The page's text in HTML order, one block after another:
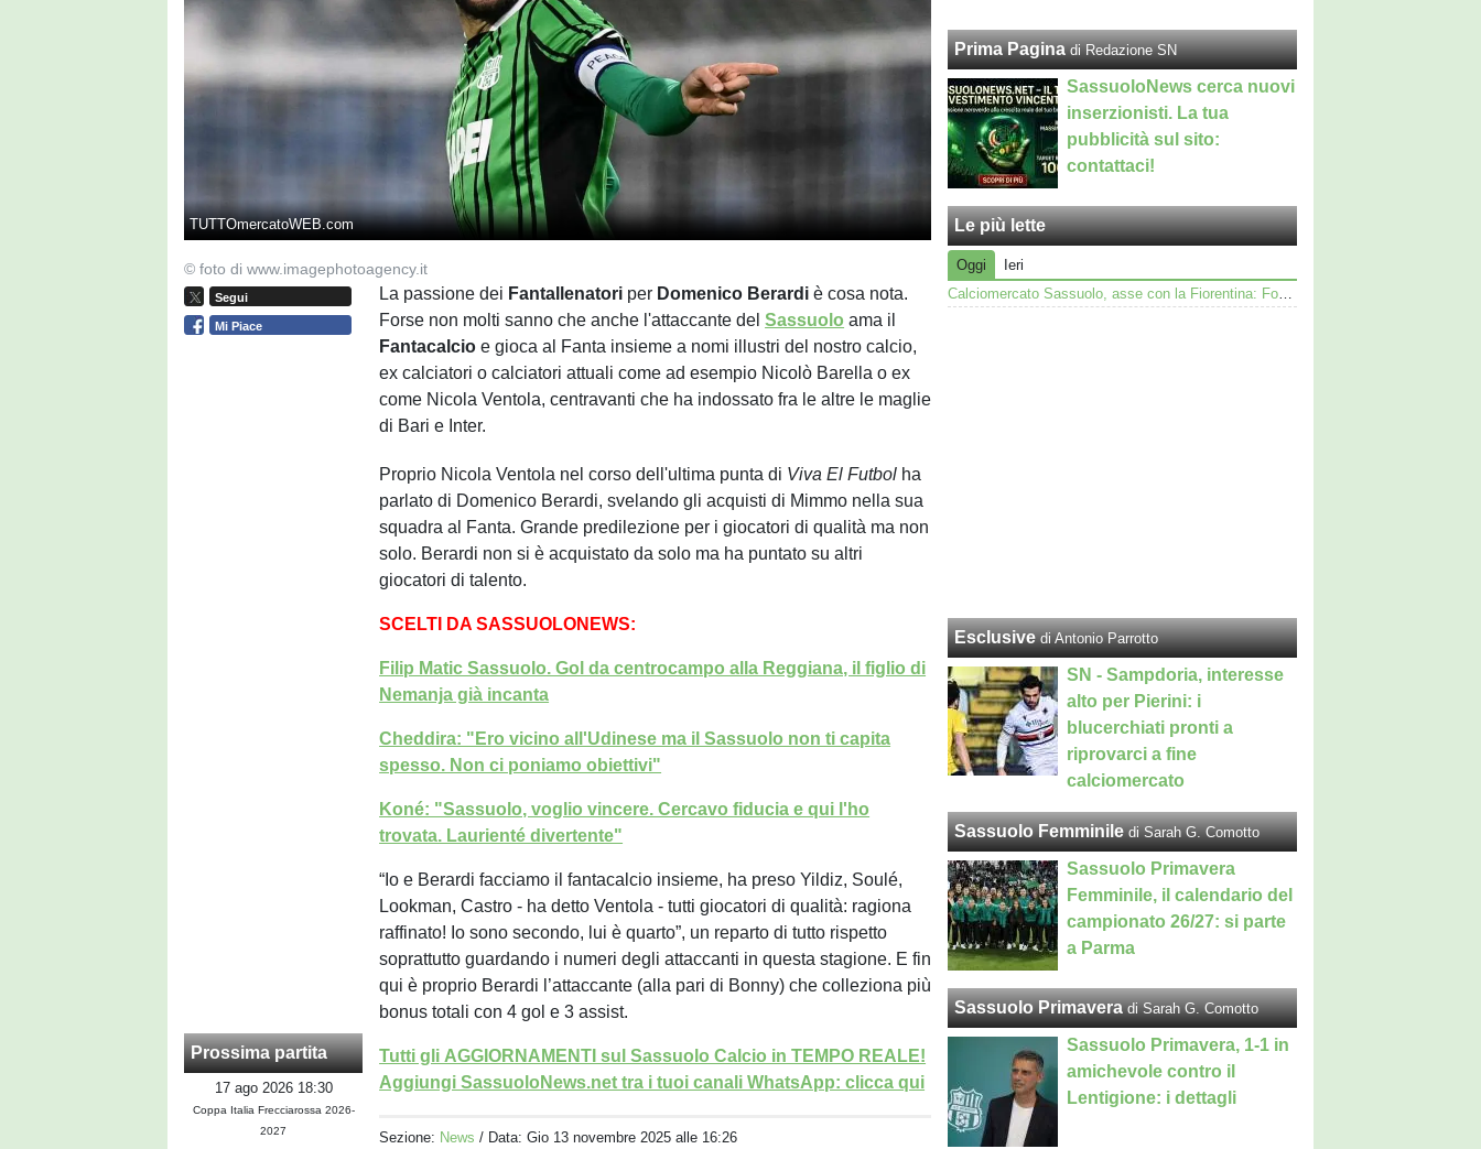
TUTTOmercatoWEB.com
© foto di www.imagephotoagency.it
Segui
Mi Piace
Prossima partita
17 ago 2026 18:30
Coppa Italia Frecciarossa 2026-
2027
La passione dei Fantallenatori per Domenico Berardi è cosa nota.
Forse non molti sanno che anche l'attaccante delSassuolo ama il
Fantacalcio e gioca al Fanta insieme a nomi illustri del nostro calcio,
ex calciatori o calciatori attuali come ad esempio Nicolò Barella o ex
come Nicola Ventola, centravanti che ha indossato fra le altre le maglie
di Bari e Inter.
Proprio Nicola Ventola nel corso dell'ultima punta di Viva El Futbol ha
parlato di Domenico Berardi, svelando gli acquisti di Mimmo nella sua
squadra al Fanta. Grande predilezione per i giocatori di qualità ma non
solo. Berardi non si è acquistato da solo ma ha puntato su altri
giocatori di talento.
SCELTI DA SASSUOLONEWS:
Filip Matic Sassuolo. Gol da centrocampo alla Reggiana, il figlio di
Nemanja già incanta
Cheddira: "Ero vicino all'Udinese ma il Sassuolo non ti capita
spesso. Non ci poniamo obiettivi"
Koné: "Sassuolo, voglio vincere. Cercavo fiducia e qui l'ho
trovata. Laurienté divertente"
“Io e Berardi facciamo il fantacalcio insieme, ha preso Yildiz, Soulé,
Lookman, Castro - ha detto Ventola - tutti giocatori di qualità: ragiona
raffinato! Io sono secondo, lui è quarto”, un reparto di tutto rispetto
soprattutto guardando i numeri degli attaccanti in questa stagione. E fin
qui è proprio Berardi l’attaccante (alla pari di Bonny) che colleziona più
bonus totali con 4 gol e 3 assist.
Tutti gli AGGIORNAMENTI sul Sassuolo Calcio in TEMPO REALE!
Aggiungi SassuoloNews.net tra i tuoi canali WhatsApp: clicca qui
Sezione: News / Data:Gio 13 novembre 2025 alle 16:26
Prima Pagina di Redazione SN
SassuoloNews cerca nuovi
inserzionisti. La tua
pubblicità sul sito:
contattaci!
Le più lette
Oggi
Ieri
Calciomercato Sassuolo, asse con la Fiorentina: Fortini nel mirino, Thorstvedt e Fabbian sul tavolo
Esclusive di Antonio Parrotto
SN - Sampdoria, interesse
alto per Pierini: i
blucerchiati pronti a
riprovarci a fine
calciomercato
Sassuolo Femminile di Sarah G. Comotto
Sassuolo Primavera
Femminile, il calendario del
campionato 26/27: si parte
a Parma
Sassuolo Primavera di Sarah G. Comotto
Sassuolo Primavera, 1-1 in
amichevole contro il
Lentigione: i dettagli